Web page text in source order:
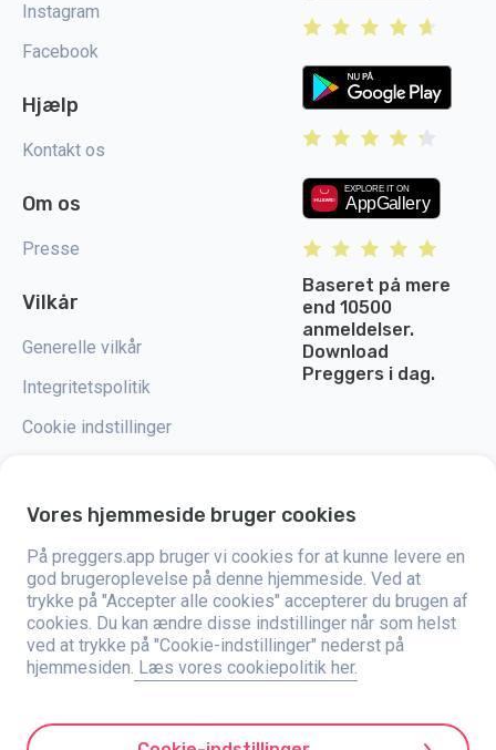
Instagram
Facebook
Hjælp
Kontakt os
Om os
Presse
Vilkår
Generelle vilkår
Integritetspolitik
Cookie indstillinger
Baseret på mere
end 10500
anmeldelser.
Download
Preggers i dag.
Preggers er en app, der blev skabt af det svenske firma Stroller AB i 2017.
Målet med appen er at gøre forældreskabet lettere for både kommende og
nybagte forældre verden over. Med hjælp fra et alsidigt team og
samarbejde med eksperter har de udviklet brugervenlige apps, der
allerede er blevet brugt af over to millioner mennesker. Preggers tilbyder
en unik 3D-oplevelse, der giver opdateringer, tips og værktøjer tilpasset
hver fase af graviditeten. Appen hjælper også nybagte forældre med
praktiske råd om pleje af nyfødte. Preggers værdsætter mangfoldighed og
inklusion og støtter forskellige former for familier. Appen er blevet
forældre. Stroller AB er dedikeret til innovation og til at udvide deres tilbud
Vores hjemmeside bruger cookies
På preggers.app bruger vi cookies for at kunne levere en
god brugeroplevelse på denne hjemmeside. Ved at
trykke på "Accepter alle cookies" accepterer du brugen af
cookies. Du kan ændre disse indstillinger når som helst
ved at trykke på "Cookie-indstillinger" nederst på
hjemmesiden. Læs vores cookiepolitik her.